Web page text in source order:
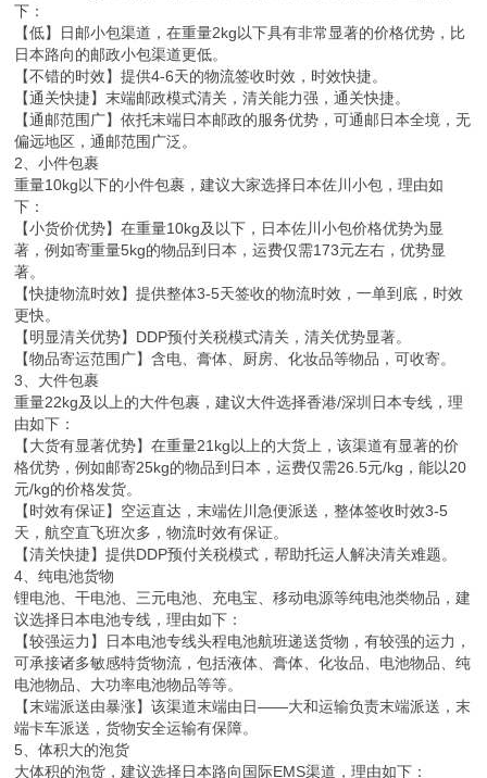
下：
【低】日邮小包渠道，在重量2kg以下具有非常显著的价格优势，比
日本路向的邮政小包渠道更低。
【不错的时效】提供4-6天的物流签收时效，时效快捷。
【通关快捷】末端邮政模式清关，清关能力强，通关快捷。
【通邮范围广】依托末端日本邮政的服务优势，可通邮日本全境，无
偏远地区，通邮范围广泛。
2、小件包裹
重量10kg以下的小件包裹，建议大家选择日本佐川小包，理由如
下：
【小货价优势】在重量10kg及以下，日本佐川小包价格优势为显
著，例如寄重量5kg的物品到日本，运费仅需173元左右，优势显
著。
【快捷物流时效】提供整体3-5天签收的物流时效，一单到底，时效
更快。
【明显清关优势】DDP预付关税模式清关，清关优势显著。
【物品寄运范围广】含电、膏体、厨房、化妆品等物品，可收寄。
3、大件包裹
重量22kg及以上的大件包裹，建议大件选择香港/深圳日本专线，理
由如下：
【大货有显著优势】在重量21kg以上的大货上，该渠道有显著的价
格优势，例如邮寄25kg的物品到日本，运费仅需26.5元/kg，能以20
元/kg的价格发货。
【时效有保证】空运直达，末端佐川急便派送，整体签收时效3-5
天，航空直飞班次多，物流时效有保证。
【清关快捷】提供DDP预付关税模式，帮助托运人解决清关难题。
4、纯电池货物
锂电池、干电池、三元电池、充电宝、移动电源等纯电池类物品，建
议选择日本电池专线，理由如下：
【较强运力】日本电池专线头程电池航班递送货物，有较强的运力，
可承接诸多敏感特货物流，包括液体、膏体、化妆品、电池物品、纯
电池物品、大功率电池物品等等。
【末端派送由暴涨】该渠道末端由日——大和运输负责末端派送，末
端卡车派送，货物安全运输有保障。
5、体积大的泡货
大体积的泡货，建议选择日本路向国际EMS渠道，理由如下：